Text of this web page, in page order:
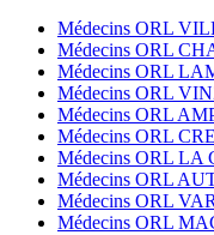
Médecins ORL
Médecins ORL
Médecins ORL
Médecins ORL
Médecins ORL
Médecins ORL
Médecins ORL
Médecins ORL
Médecins ORL
Médecins ORL